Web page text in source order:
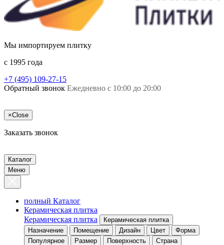
Мы импортируем плитку
c 1995 года
+7 (495) 109-27-15
Обратный звонок Ежедневно с 10:00 до 20:00
×Close
Заказать звонок
Каталог
Меню
полный Каталог
Керамическая плитка
Керамическая плитка
Керамическая плитка
Назначение
Помещение Дизайн Цвет
Форма
Популярное
Размер Поверхность Страна